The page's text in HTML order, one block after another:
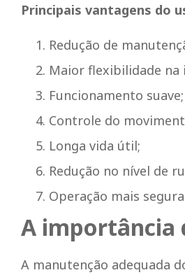
Principais vantagens do
Redução de
Maior flexibilidade na
Funcionamento suave;
Controle do
Longa vida útil;
Redução no nível de
Operação mais
A importância
A manutenção adequada